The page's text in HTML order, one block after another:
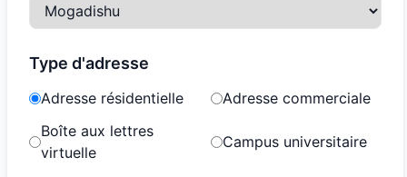
Type d'adresse
Adresse résidentielle
Adresse commerciale
Boîte aux lettres
virtuelle
Campus universitaire